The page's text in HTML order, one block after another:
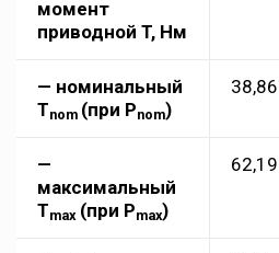
момент
приводной T, Нм
— номинальный
Тnom (при Pnom)
38,86
—
максимальный
Tmax (при Pmax)
62,19